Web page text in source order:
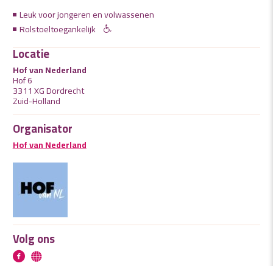
Leuk voor jongeren en volwassenen
Rolstoeltoegankelijk
Locatie
Hof van Nederland
Hof 6
3311 XG Dordrecht
Zuid-Holland
Organisator
Hof van Nederland
Volg ons